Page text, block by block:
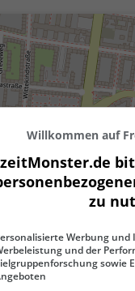
Willkommen auf
zu
Werbung und
und der
sowie